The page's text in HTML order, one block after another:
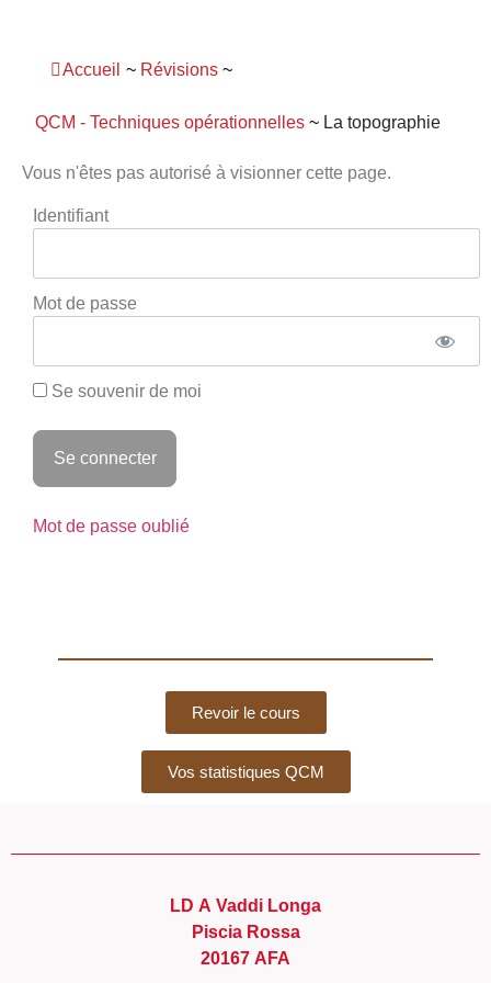
Accueil ~ Révisions ~
QCM - Techniques opérationnelles ~ La topographie
Vous n'êtes pas autorisé à visionner cette page.
Identifiant
Mot de passe
Se souvenir de moi
Mot de passe oublié
Revoir le cours
Vos statistiques QCM
LD A Vaddi Longa
Piscia Rossa
20167 AFA